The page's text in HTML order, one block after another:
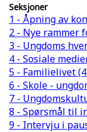
Seksjoner
1 - Åpning av
2 - Nye rammer
3 - Ungdoms
4 - Sosiale
5 - Familielivet
6 - Skole -
7 -
8 - Spørsmål til
9 - Intervju i